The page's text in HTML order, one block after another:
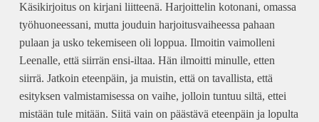
Käsikirjoitus on kirjani liitteenä. Harjoittelin kotonani, omassa
työhuoneessani, mutta jouduin harjoitusvaiheessa pahaan
pulaan ja usko tekemiseen oli loppua. Ilmoitin vaimolleni
Leenalle, että siirrän ensi-iltaa. Hän ilmoitti minulle, etten
siirrä. Jatkoin eteenpäin, ja muistin, että on tavallista, että
esityksen valmistamisessa on vaihe, jolloin tuntuu siltä, ettei
mistään tule mitään. Siitä vain on päästävä eteenpäin ja lopulta